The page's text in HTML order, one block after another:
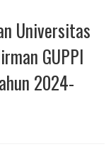
Universitas
GUPPI
2024-